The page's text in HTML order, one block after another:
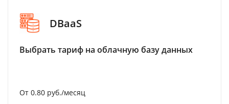
DBaaS
Выбрать тариф на облачную базу данных
От 0.80 руб./месяц